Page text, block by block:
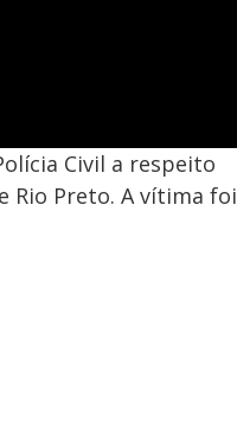
Civil a respeito
Rio Preto. A vítima foi